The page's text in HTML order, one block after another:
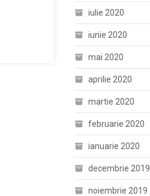
iulie 2020
iunie 2020
mai 2020
aprilie 2020
martie 2020
februarie 2020
ianuarie 2020
decembrie 2019
noiembrie 2019